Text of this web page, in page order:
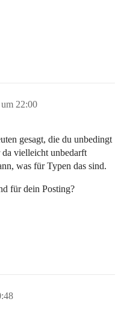
22:00
gesagt, die du unbedingt
da vielleicht unbedarft
was für Typen das sind.
für dein Posting?